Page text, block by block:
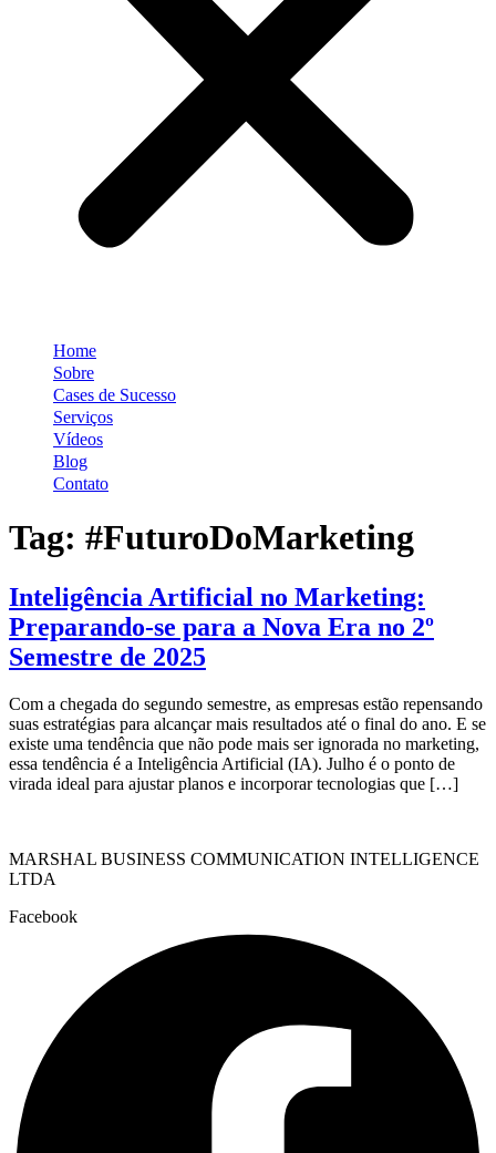
Home
Sobre
Cases de Sucesso
Serviços
Vídeos
Blog
Contato
Tag: #FuturoDoMarketing
Inteligência Artificial no Marketing:
Preparando-se para a Nova Era no 2º
Semestre de 2025
Com a chegada do segundo semestre, as empresas estão repensando
suas estratégias para alcançar mais resultados até o final do ano. E se
existe uma tendência que não pode mais ser ignorada no marketing,
essa tendência é a Inteligência Artificial (IA). Julho é o ponto de
virada ideal para ajustar planos e incorporar tecnologias que […]
MARSHAL BUSINESS COMMUNICATION INTELLIGENCE
LTDA
Facebook